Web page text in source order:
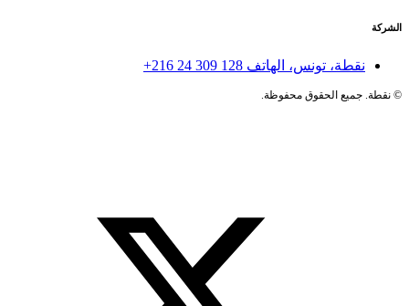
الشركة
نقطة، تونس، الهاتف +216 24 309 128
©نقطة. جميع الحقوق محفوظة.